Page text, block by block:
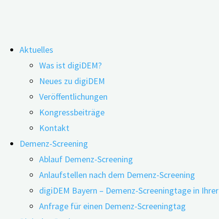
Inhalt
springen
Aktuelles
Was ist digiDEM?
Neues zu digiDEM
Veröffentlichungen
Kongressbeiträge
Kontakt
Demenz-Screening
Ablauf Demenz-Screening
Anlaufstellen nach dem Demenz-Screening
digiDEM Bayern – Demenz-Screeningtage in
Anfrage für einen Demenz-Screeningtag
Höheres Demenzrisiko durch zu
27.09.202102.11.2021
Die Anzahl der Menschen mit Übergewicht sowie
der Haupt-Risikofaktoren ist, nimmt stetig zu.
Menschen ohne Diabetes ein größeres